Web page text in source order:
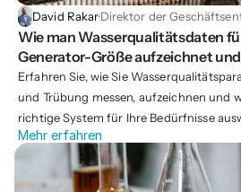
David Rakar·Direktor der
Wie man Wasserqualitätsdaten
Generator-Größe aufzeichnet
Erfahren Sie, wie Sie
und Trübung messen, aufzeichnen und
richtige System für Ihre Bedürfnisse
Wenn Sie sich noch nicht in dieser
unseren vorherigen Artikel"Welche
Mehr erfahren